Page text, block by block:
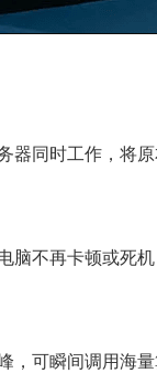
器同时工作，将
脑不再卡顿或死
可瞬间调用海量